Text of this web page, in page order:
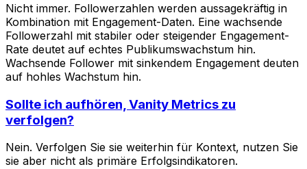
Nicht immer. Followerzahlen werden aussagekräftig in
Kombination mit Engagement-Daten. Eine wachsende
Followerzahl mit stabiler oder steigender Engagement-
Rate deutet auf echtes Publikumswachstum hin.
Wachsende Follower mit sinkendem Engagement deuten
auf hohles Wachstum hin.
Sollte ich aufhören, Vanity Metrics zu
verfolgen?
Nein. Verfolgen Sie sie weiterhin für Kontext, nutzen Sie
sie aber nicht als primäre Erfolgsindikatoren.